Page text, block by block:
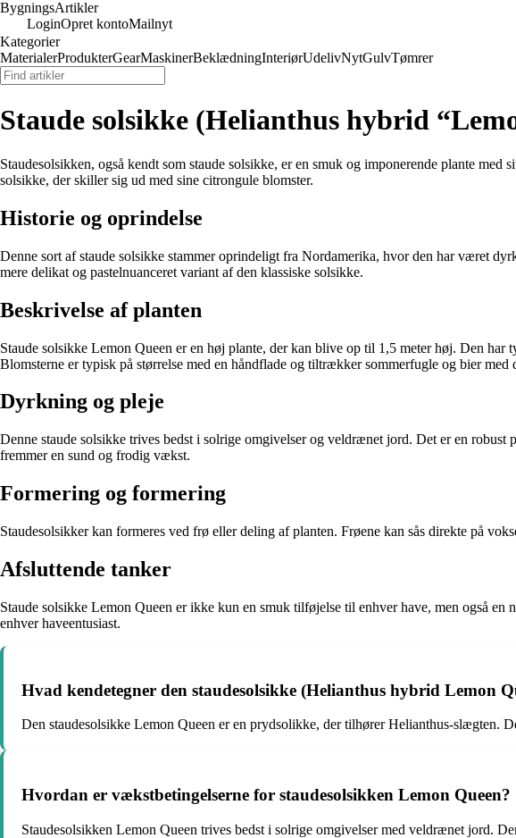
BygningsArtikler
LoginOpret kontoMailnyt
Kategorier
MaterialerProdukterGearMaskinerBeklædningInteriørUdelivNytGulvTømrer
Staude solsikke (Helianthus hybrid
Staudesolsikken, også kendt som staude solsikke, er en smuk og imponerende plante
solsikke, der skiller sig ud med sine citrongule blomster.
Historie og oprindelse
Denne sort af staude solsikke stammer oprindeligt fra Nordamerika, hvor den har været
mere delikat og pastelnuanceret variant af den klassiske solsikke.
Beskrivelse af planten
Staude solsikke Lemon Queen er en høj plante, der kan blive op til 1,5 meter høj. Den
Blomsterne er typisk på størrelse med en håndflade og tiltrækker sommerfugle og bier med
Dyrkning og pleje
Denne staude solsikke trives bedst i solrige omgivelser og veldrænet jord. Det er en
fremmer en sund og frodig vækst.
Formering og formering
Staudesolsikker kan formeres ved frø eller deling af planten. Frøene kan sås direkte på
Afsluttende tanker
Staude solsikke Lemon Queen er ikke kun en smuk tilføjelse til enhver have, men også
enhver haveentusiast.
Hvad kendetegner den staudesolsikke (Helianthus hybrid Lemon
Den staudesolsikke Lemon Queen er en prydsolikke, der tilhører Helianthus-slægten.
Hvordan er vækstbetingelserne for staudesolsikken Lemon Queen?
Staudesolsikken Lemon Queen trives bedst i solrige omgivelser med veldrænet jord.